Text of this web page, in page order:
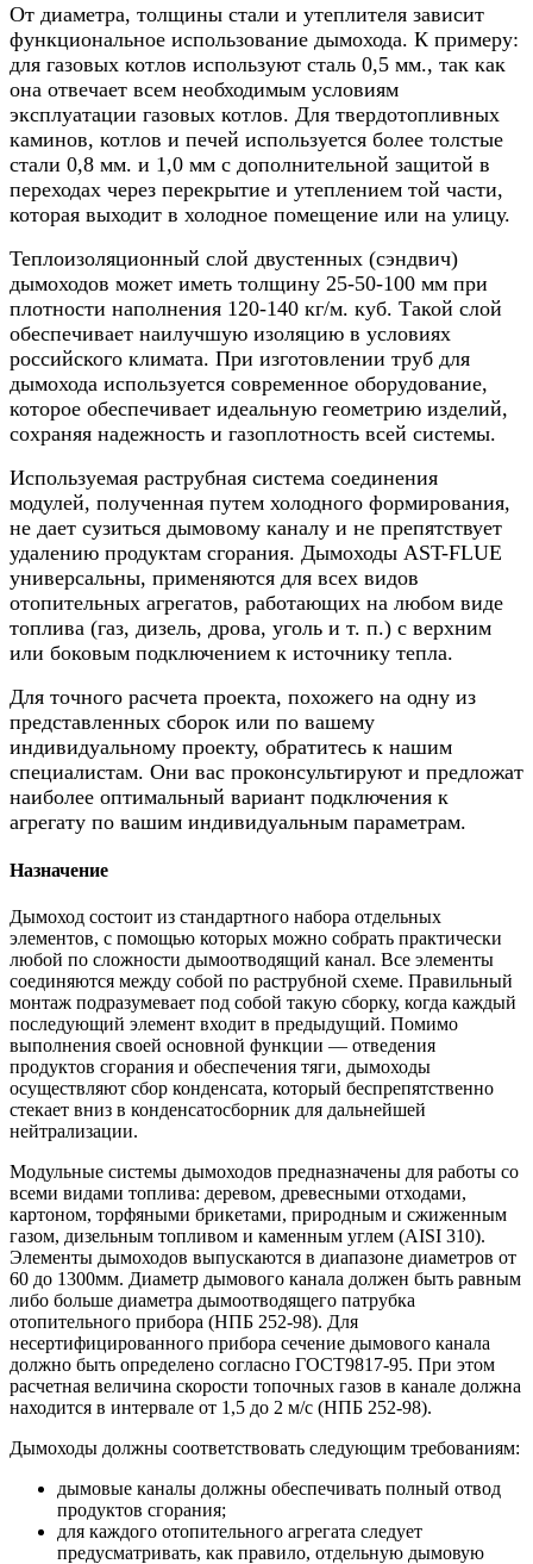
От диаметра, толщины стали и утеплителя зависит
функциональное использование дымохода. К примеру:
для газовых котлов используют сталь 0,5 мм., так как
она отвечает всем необходимым условиям
эксплуатации газовых котлов. Для твердотопливных
каминов, котлов и печей используется более толстые
стали 0,8 мм. и 1,0 мм с дополнительной защитой в
переходах через перекрытие и утеплением той части,
которая выходит в холодное помещение или на улицу.
Теплоизоляционный слой двустенных (сэндвич)
дымоходов может иметь толщину 25-50-100 мм при
плотности наполнения 120-140 кг/м. куб. Такой слой
обеспечивает наилучшую изоляцию в условиях
российского климата. При изготовлении труб для
дымохода используется современное оборудование,
которое обеспечивает идеальную геометрию изделий,
сохраняя надежность и газоплотность всей системы.
Используемая раструбная система соединения
модулей, полученная путем холодного формирования,
не дает сузиться дымовому каналу и не препятствует
удалению продуктам сгорания. Дымоходы AST-FLUE
универсальны, применяются для всех видов
отопительных агрегатов, работающих на любом виде
топлива (газ, дизель, дрова, уголь и т. п.) с верхним
или боковым подключением к источнику тепла.
Для точного расчета проекта, похожего на одну из
представленных сборок или по вашему
индивидуальному проекту, обратитесь к нашим
специалистам. Они вас проконсультируют и предложат
наиболее оптимальный вариант подключения к
агрегату по вашим индивидуальным параметрам.
Назначение
Дымоход состоит из стандартного набора отдельных
элементов, с помощью которых можно собрать практически
любой по сложности дымоотводящий канал. Все элементы
соединяются между собой по раструбной схеме. Правильный
монтаж подразумевает под собой такую сборку, когда каждый
последующий элемент входит в предыдущий. Помимо
выполнения своей основной функции — отведения
продуктов сгорания и обеспечения тяги, дымоходы
осуществляют сбор конденсата, который беспрепятственно
стекает вниз в конденсатосборник для дальнейшей
нейтрализации.
Модульные системы дымоходов предназначены для работы со
всеми видами топлива: деревом, древесными отходами,
картоном, торфяными брикетами, природным и сжиженным
газом, дизельным топливом и каменным углем (AISI 310).
Элементы дымоходов выпускаются в диапазоне диаметров от
60 до 1300мм. Диаметр дымового канала должен быть равным
либо больше диаметра дымоотводящего патрубка
отопительного прибора (НПБ 252-98). Для
несертифицированного прибора сечение дымового канала
должно быть определено согласно ГОСТ9817-95. При этом
расчетная величина скорости топочных газов в канале должна
находится в интервале от 1,5 до 2 м/с (НПБ 252-98).
Дымоходы должны соответствовать следующим требованиям:
дымовые каналы должны обеспечивать полный отвод
продуктов сгорания;
для каждого отопительного агрегата следует
предусматривать, как правило, отдельную дымовую